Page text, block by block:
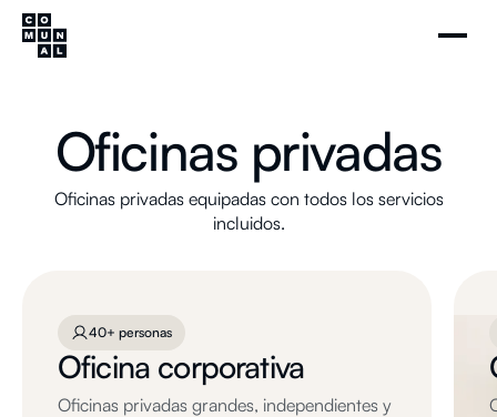
Oficinas privadas
Oficinas privadas equipadas con todos los servicios
incluidos.
40+ personas
Oficina corporativa
Oficinas privadas grandes, independientes y